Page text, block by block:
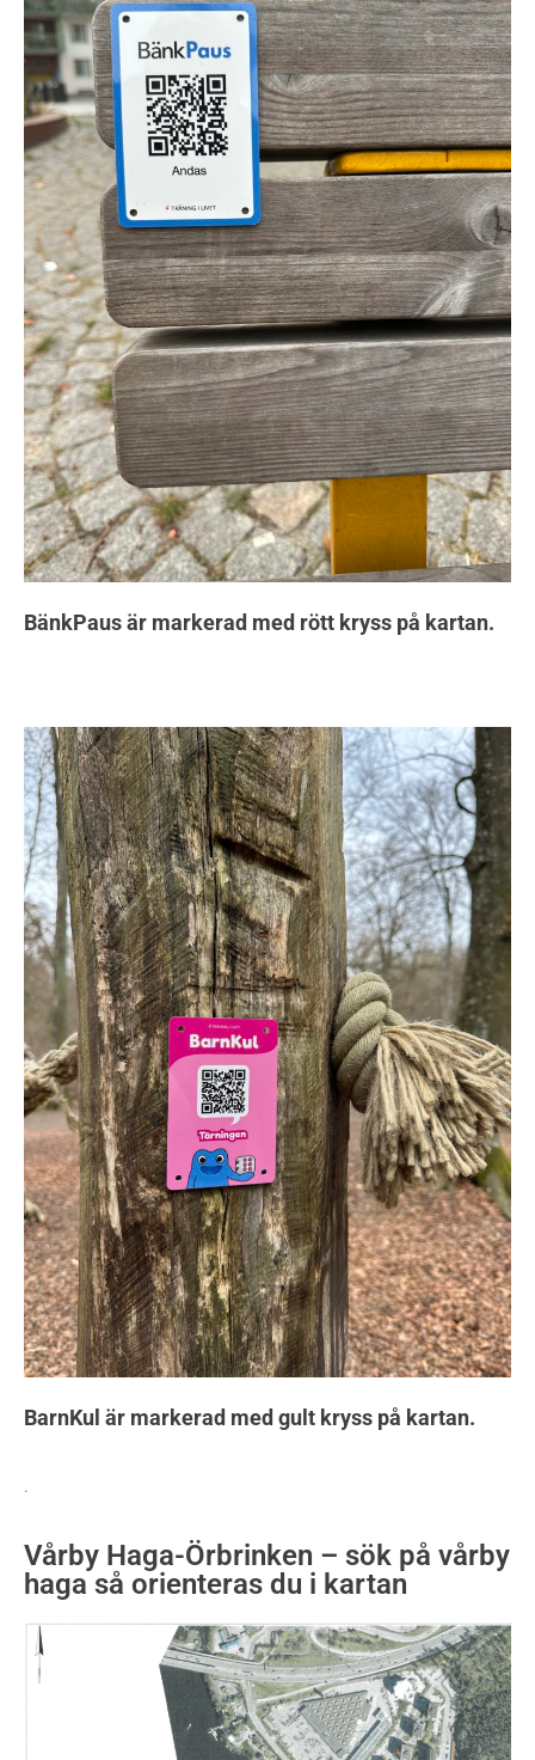
BänkPaus är markerad med rött kryss på kartan.
BarnKul är markerad med gult kryss på kartan.
.
Vårby Haga-Örbrinken – sök på vårby
haga så orienteras du i kartan